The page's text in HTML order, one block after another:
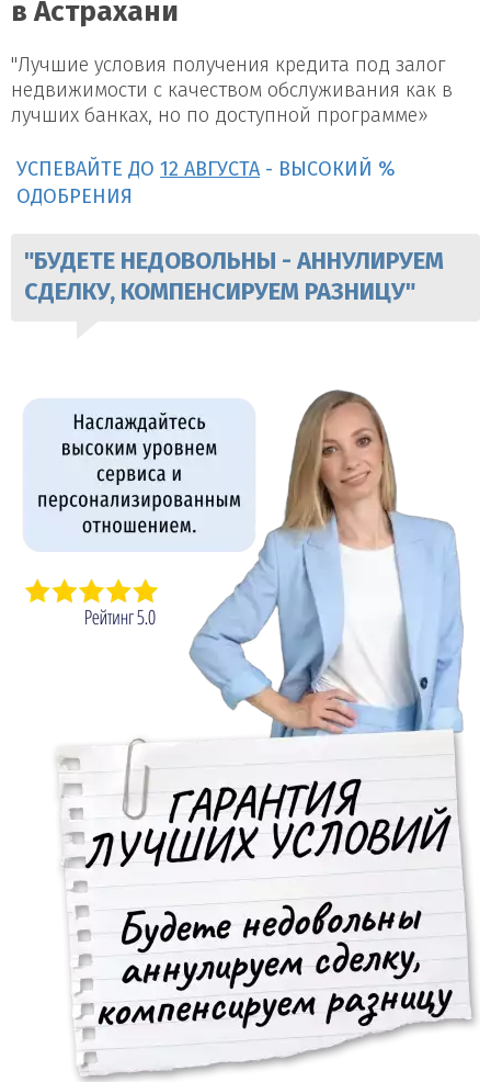
в Астрахани
"Лучшие условия получения кредита под залог
недвижимости с качеством обслуживания как в
лучших банках, но по доступной программе»
УСПЕВАЙТЕ ДО 12 АВГУСТА - ВЫСОКИЙ %
ОДОБРЕНИЯ
"БУДЕТЕ НЕДОВОЛЬНЫ - АННУЛИРУЕМ
СДЕЛКУ, КОМПЕНСИРУЕМ РАЗНИЦУ"